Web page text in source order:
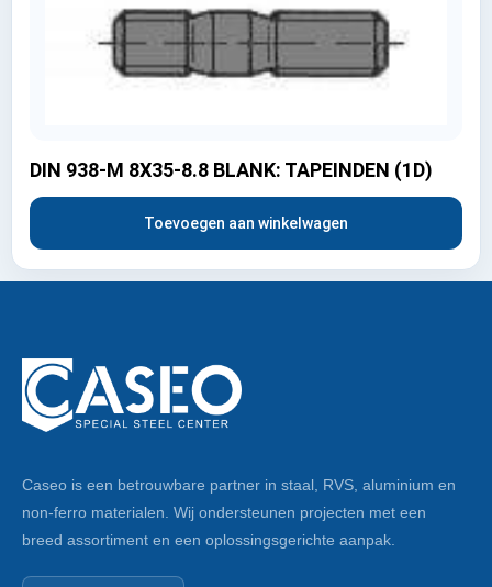
DIN 938-M 8X35-8.8 BLANK: TAPEINDEN (1D)
Toevoegen aan winkelwagen
Caseo is een betrouwbare partner in staal, RVS, aluminium en
non-ferro materialen. Wij ondersteunen projecten met een
breed assortiment en een oplossingsgerichte aanpak.